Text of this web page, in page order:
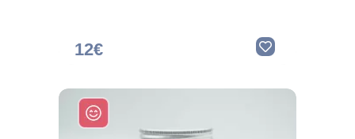
12€